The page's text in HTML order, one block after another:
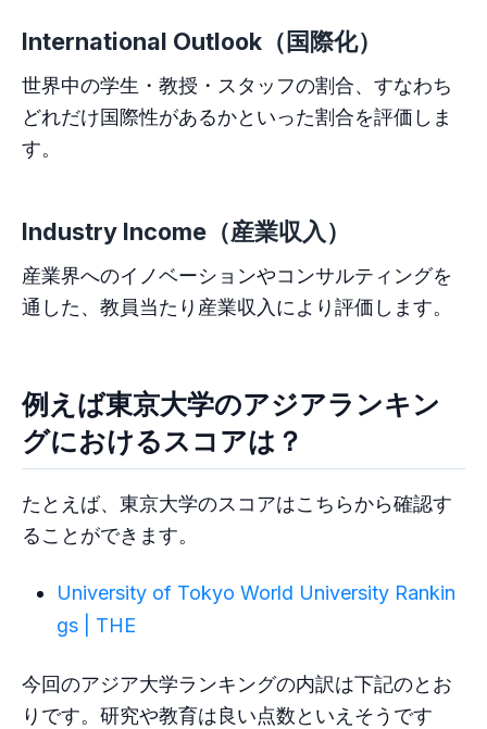
International Outlook（国際化）
世界中の学生・教授・スタッフの割合、すなわち
どれだけ国際性があるかといった割合を評価しま
す。
Industry Income（産業収入）
産業界へのイノベーションやコンサルティングを
通した、教員当たり産業収入により評価します。
例えば東京大学のアジアランキン
グにおけるスコアは？
たとえば、東京大学のスコアはこちらから確認す
ることができます。
University of Tokyo World University Rankin
gs | THE
今回のアジア大学ランキングの内訳は下記のとお
りです。研究や教育は良い点数といえそうです